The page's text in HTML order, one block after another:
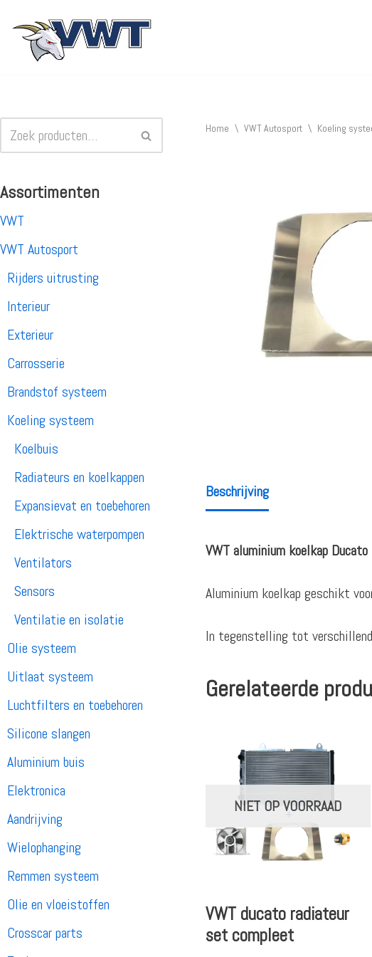
Ga
Assortimenten
VWT
VWT Autosport
Rijders uitrusting
Interieur
Exterieur
Carrosserie
Brandstof systeem
Koeling systeem
Koelbuis
Radiateurs en koelkappen
Expansievat en toebehoren
Elektrische waterpompen
Ventilators
Sensors
Ventilatie en isolatie
Olie systeem
Uitlaat systeem
Luchtfilters en toebehoren
Silicone slangen
Aluminium buis
Elektronica
Aandrijving
Wielophanging
Remmen systeem
Olie en vloeistoffen
Crosscar parts
Home \ VWT Autosport \ Koeling
Beschrijving
VWT aluminium koelkap Ducato
Aluminium koelkap geschikt
In tegenstelling tot
Gerelateerde
NIET OP VOORRAAD
VWT ducato radiateur
set compleet